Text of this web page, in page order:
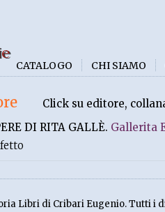
CATALOGO CHI SIAMO
Click su editore,
DI RITA GALLÈ. Gallerita
Libri di Cribari Eugenio. Tutti i